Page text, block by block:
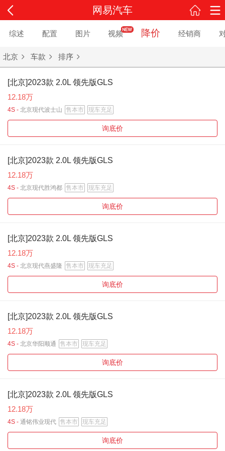
网易汽车
综述 配置 图片 视频 降价 经销商
北京 车款 排序
[北京]2023款 2.0L 领先版GLS
12.18万
4S - 北京现代波士山 售本市 现车充足
询底价
[北京]2023款 2.0L 领先版GLS
12.18万
4S - 北京现代胜鸿都 售本市 现车充足
询底价
[北京]2023款 2.0L 领先版GLS
12.18万
4S - 北京现代燕盛隆 售本市 现车充足
询底价
[北京]2023款 2.0L 领先版GLS
12.18万
4S - 北京华阳顺通 售本市 现车充足
询底价
[北京]2023款 2.0L 领先版GLS
12.18万
4S - 通铭伟业现代 售本市 现车充足
询底价